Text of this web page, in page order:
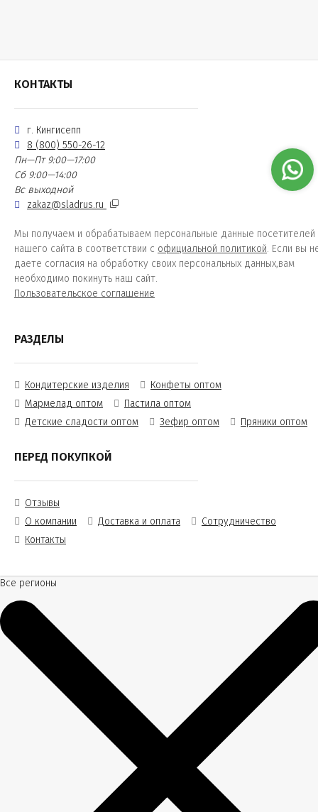
КОНТАКТЫ
г. Кингисепп
8 (800) 550-26-12
Пн—Пт 9:00—17:00
Сб 9:00—14:00
Вс выходной
zakaz@sladrus.ru
Мы получаем и обрабатываем персональные данные посетителей
нашего сайта в соответствии с официальной политикой. Если вы
даете согласия на обработку своих персональных данных,вам
необходимо покинуть наш сайт.
Пользовательское соглашение
РАЗДЕЛЫ
Кондитерские изделия
Конфеты оптом
Мармелад оптом
Пастила оптом
Детские сладости оптом
Зефир оптом Пряники оптом
ПЕРЕД ПОКУПКОЙ
Отзывы
О компании
Доставка и оплата
Сотрудничество
Контакты
Все регионы